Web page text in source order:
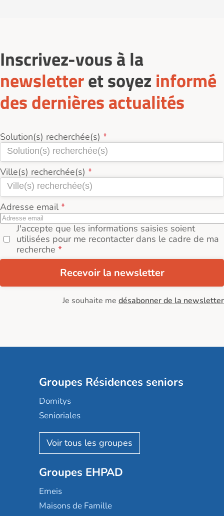
Inscrivez-vous à la
newsletteret soyez informé
des dernières actualités
Solution(s) recherchée(s)
Ville(s) recherchée(s)
Adresse email
J'accepte que les informations saisies soient
utilisées pour me recontacter dans le cadre de ma
recherche
Recevoir la newsletter
Je souhaite me désabonner de la newsletter
Groupes Résidences seniors
Domitys
Senioriales
Nohée
Les Résidentiels
Mobicap
Domusvi
Happy Senior
Groupes EHPAD
Emeis
Maisons de Famille